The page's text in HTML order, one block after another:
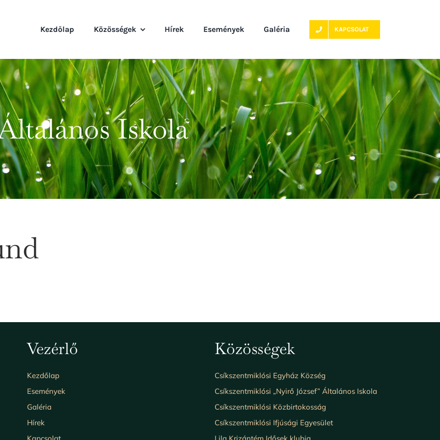
Kezdőlap Közösségek Hírek Események Galéria KAPCSOLAT
Iskola
Vezérlő
Kezdőlap
Események
Galéria
Hírek
Közösségek
Csíkszentmiklósi Egyház Község
Csíkszentmiklósi „Nyirő József” Általános Iskola
Csíkszentmiklósi Közbirtokosság
Csíkszentmiklósi Ifjúsági Egyesület